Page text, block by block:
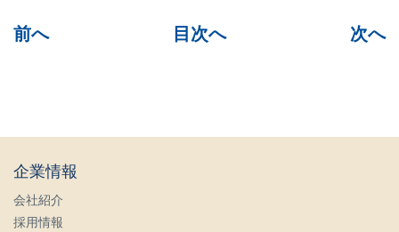
前へ 目次へ 次へ
企業情報
会社紹介
採用情報